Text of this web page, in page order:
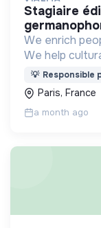
stagiaire éditorial·e – art & streaming -
We enrich
We help
improve their
programmes
💡 Responsible
Paris, France
a month ago